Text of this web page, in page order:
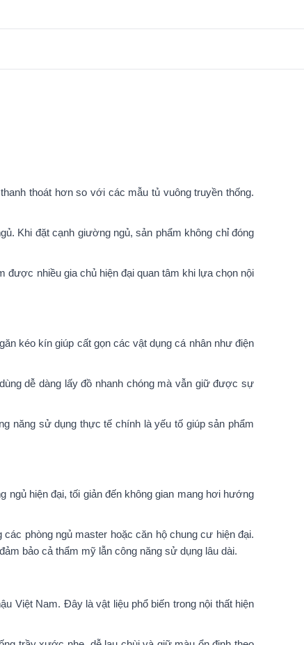
thoát hơn so với các mẫu tủ vuông truyền thống.
Khi đặt cạnh giường ngủ, sản phẩm không chỉ đóng
được nhiều gia chủ hiện đại quan tâm khi lựa chọn nội
kéo kín giúp cất gọn các vật dụng cá nhân như điện
dễ dàng lấy đồ nhanh chóng mà vẫn giữ được sự
năng sử dụng thực tế chính là yếu tố giúp sản phẩm
ngủ hiện đại, tối giản đến không gian mang hơi hướng
phòng ngủ master hoặc căn hộ chung cư hiện đại.
bảo cả thẩm mỹ lẫn công năng sử dụng lâu dài.
Việt Nam. Đây là vật liệu phổ biến trong nội thất hiện